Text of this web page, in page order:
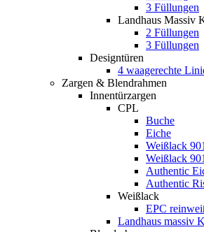
3 Füllungen
Landhaus Massiv
2 Füllungen
3 Füllungen
Designtüren
4 waagerechte
Zargen & Blendrahmen
Innentürzargen
CPL
Buche
Eiche
Weißlack
Weißlack
Authentic
Authentic
Weißlack
EPC
Landhaus massiv